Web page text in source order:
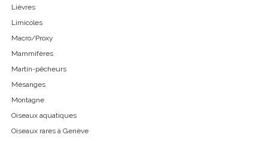
Lièvres
Limicoles
Macro/Proxy
Mammifères
Martin-pêcheurs
Mésanges
Montagne
Oiseaux aquatiques
Oiseaux rares à Genève